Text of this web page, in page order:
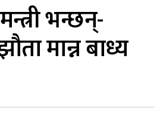
भन्छन्-
मान्न बाध्य